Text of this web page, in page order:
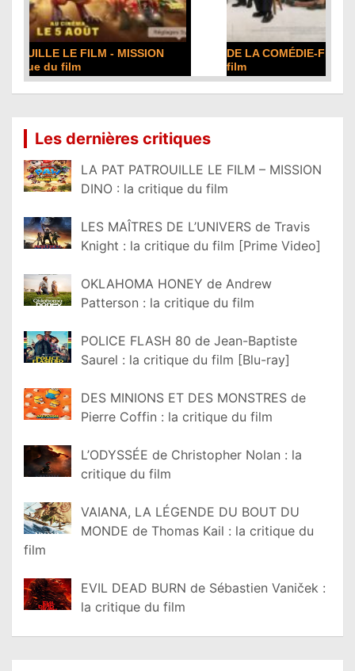
DE LA COMÉDIE-FRANÇAISE : la critique du
film
Les dernières critiques
LA PAT PATROUILLE LE FILM – MISSION
DINO : la critique du film
LES MAÎTRES DE L’UNIVERS de Travis
Knight : la critique du film [Prime Video]
OKLAHOMA HONEY de Andrew
Patterson : la critique du film
POLICE FLASH 80 de Jean-Baptiste
Saurel : la critique du film [Blu-ray]
DES MINIONS ET DES MONSTRES de
Pierre Coffin : la critique du film
L’ODYSSÉE de Christopher Nolan : la
critique du film
VAIANA, LA LÉGENDE DU BOUT DU
MONDE de Thomas Kail : la critique du
film
EVIL DEAD BURN de Sébastien Vaniček :
la critique du film